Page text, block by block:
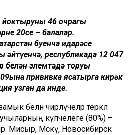
46 очрагы
20се – балалар.
буенча идарәсе
әйтүенчә, республикада 12 047
белән элемтәдә торуы
прививка ясатырга кирәк
узган да инде.
белән чирләүчеләр теркәлә
күпчелеге (80%) –
Мисыр, Мәскәү, Новосибирск